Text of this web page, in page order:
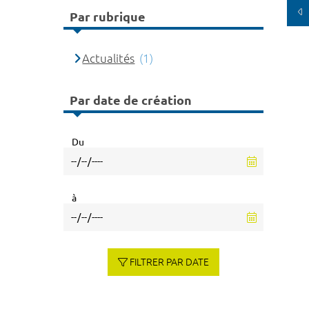
Par rubrique
Actualités (1)
Par date de création
Du
à
FILTRER PAR DATE